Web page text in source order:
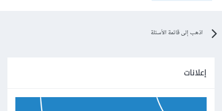
اذهب إلى قائمة الأسئلة
إعلانات